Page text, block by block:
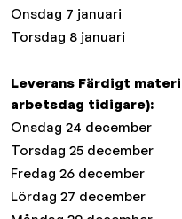
Onsdag 7 januari
Torsdag 8 januari
Leverans Färdigt
arbetsdag tidigare):
Onsdag 24 december
Torsdag 25 december
Fredag 26 december
Lördag 27 december